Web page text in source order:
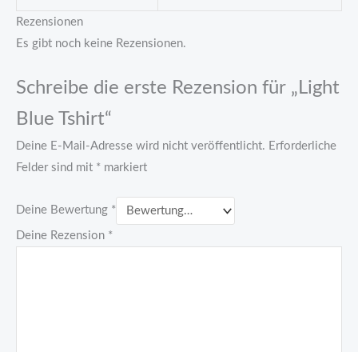
Rezensionen
Es gibt noch keine Rezensionen.
Schreibe die erste Rezension für „Light
Blue Tshirt“
Deine E-Mail-Adresse wird nicht veröffentlicht. Erforderliche
Felder sind mit * markiert
Deine Bewertung *
Deine Rezension *